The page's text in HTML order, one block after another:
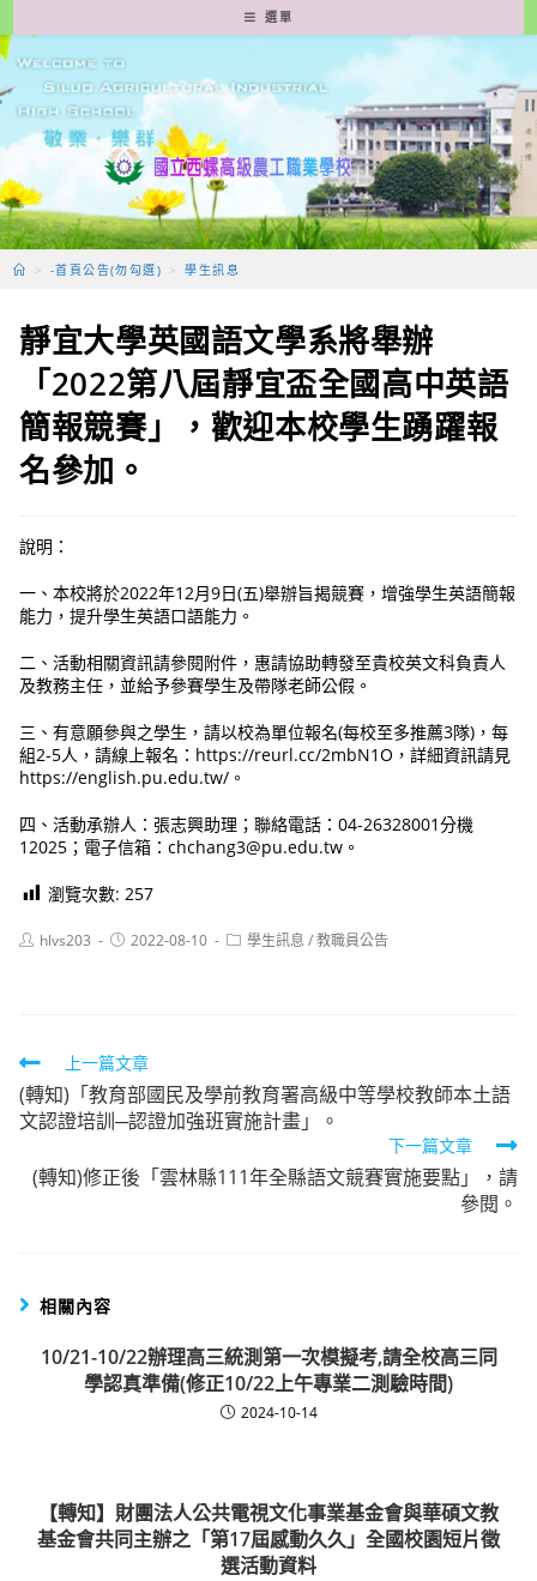
轉
至
要
容
選單
> -首頁公告(勿勾選) > 學生訊息
靜宜大學英國語文學系將舉辦
「2022第八屆靜宜盃全國高中英語
簡報競賽」，歡迎本校學生踴躍報
名參加。
說明：
一、本校將於2022年12月9日(五)舉辦旨揭競賽，增強學生英語簡報
能力，提升學生英語口語能力。
二、活動相關資訊請參閱附件，惠請協助轉發至貴校英文科負責人
及教務主任，並給予參賽學生及帶隊老師公假。
三、有意願參與之學生，請以校為單位報名(每校至多推薦3隊)，每
組2-5人，請線上報名：https://reurl.cc/2mbN1O，詳細資訊請見
https://english.pu.edu.tw/。
四、活動承辦人：張志興助理；聯絡電話：04-26328001分機
12025；電子信箱：chchang3@pu.edu.tw。
瀏覽次數: 257
Posthlvs203
Post2022-08-10
Post學生訊息 /教職員公告
Read
more
articles
上一篇文章
(轉知)「教育部國民及學前教育署高級中等學校教師本土語
文認證培訓─認證加強班實施計畫」。
下一篇文章
(轉知)修正後「雲林縣111年全縣語文競賽實施要點」，請
參閱。
相關內容
10/21-10/22辦理高三統測第一次模擬考,請全校高三同
學認真準備(修正10/22上午專業二測驗時間)
2024-10-14
【轉知】財團法人公共電視文化事業基金會與華碩文教
基金會共同主辦之「第17屆感動久久」全國校園短片徵
選活動資料